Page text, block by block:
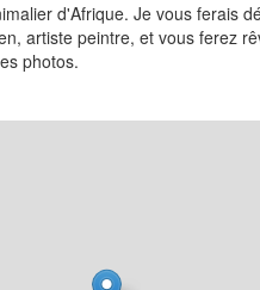
d'Afrique. Je vous ferais
artiste peintre, et vous ferez
photos.